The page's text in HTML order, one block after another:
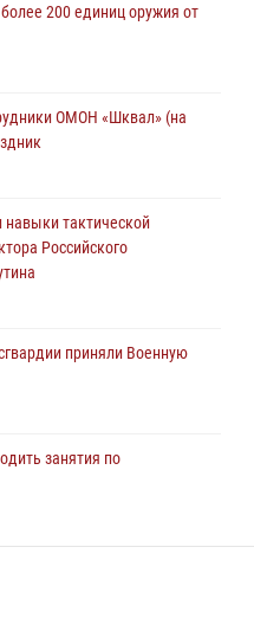
области
200 единиц оружия от
ОМОН «Шквал» (на
навыки тактической
Российского
приняли Военную
занятия по
по оказанию интим-